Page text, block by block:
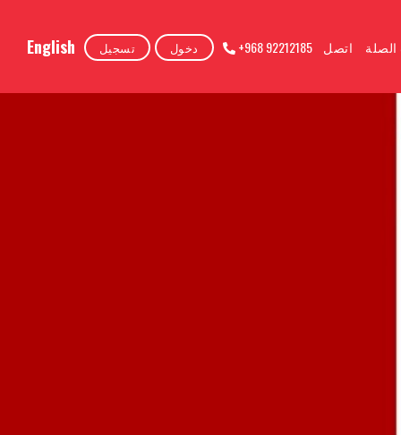
اتصل +968 92212185 دخول تسجيل English